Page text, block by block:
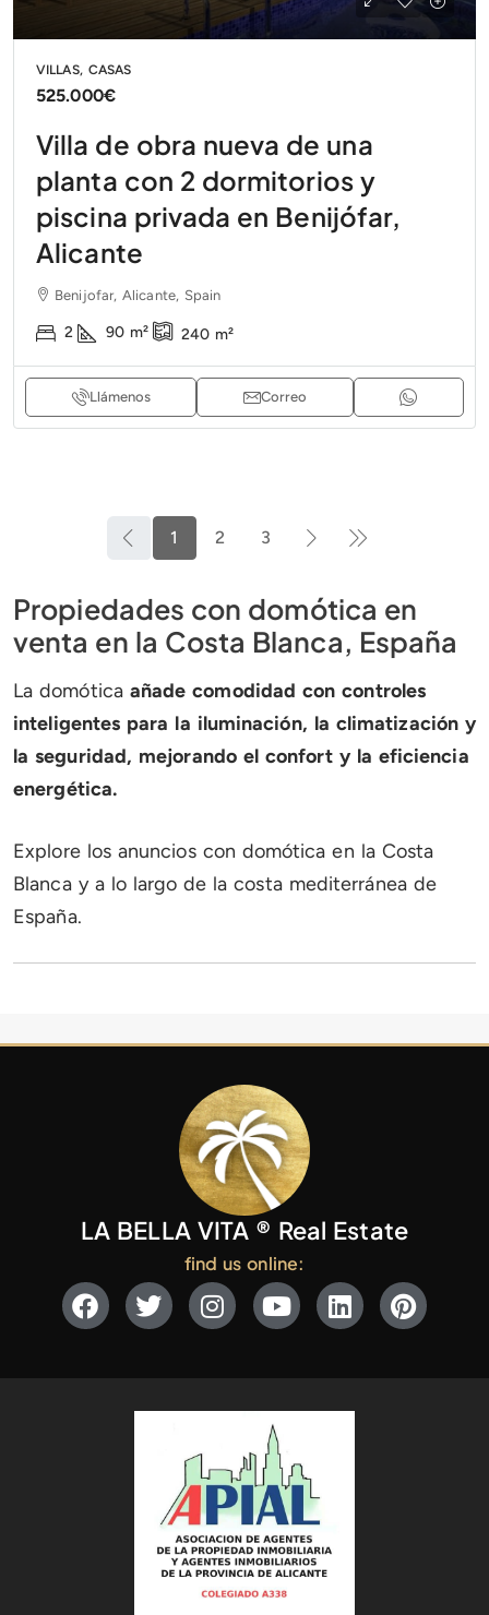
VILLAS, CASAS
525.000€
Villa de obra nueva de una
planta con 2 dormitorios y
piscina privada en Benijófar,
Alicante
Benijofar, Alicante, Spain
2 90 m² 240 m²
Llámenos Correo
1 2 3
Propiedades con domótica en
venta en la Costa Blanca, España
La domótica añade comodidad con controles
inteligentes para la iluminación, la climatización y
la seguridad, mejorando el confort y la eficiencia
energética.
Explore los anuncios con domótica en la Costa
Blanca y a lo largo de la costa mediterránea de
España.
LA BELLA VITA ® Real Estate
find us online: